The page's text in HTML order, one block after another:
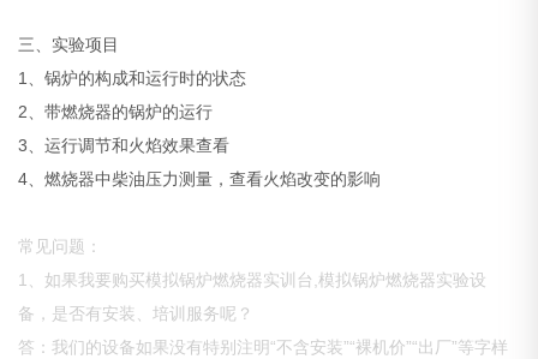
三、实验项目
1、锅炉的构成和运行时的状态
2、带燃烧器的锅炉的运行
3、运行调节和火焰效果查看
4、燃烧器中柴油压力测量，查看火焰改变的影响
常见问题：
1、如果我要购买模拟锅炉燃烧器实训台,模拟锅炉燃烧器实验设
备，是否有安装、培训服务呢？
答：我们的设备如果没有特别注明“不含安装”“裸机价”“出厂”等字样